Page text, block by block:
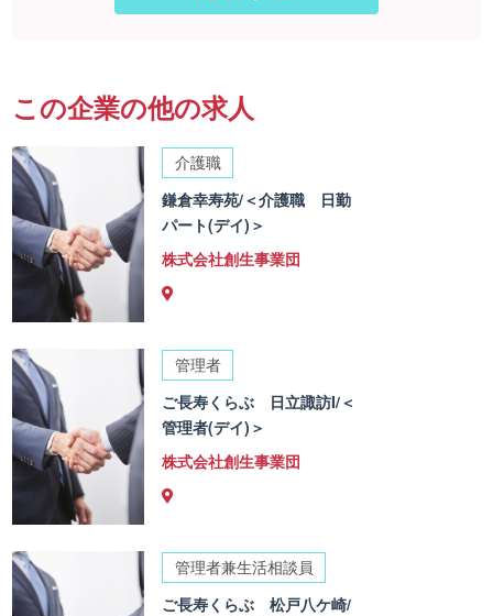
この企業の他の求人
介護職
鎌倉幸寿苑/＜介護職 日勤
パート(デイ)＞
株式会社創生事業団
管理者
ご長寿くらぶ 日立諏訪I/＜
管理者(デイ)＞
株式会社創生事業団
管理者兼生活相談員
ご長寿くらぶ 松戸八ケ崎/